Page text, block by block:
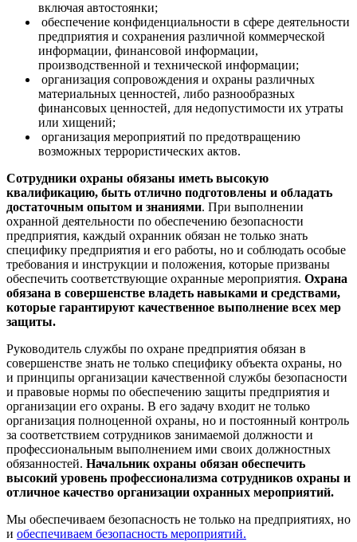
включая автостоянки;
обеспечение конфиденциальности в сфере деятельности
предприятия и сохранения различной коммерческой
информации, финансовой информации,
производственной и технической информации;
организация сопровождения и охраны различных
материальных ценностей, либо разнообразных
финансовых ценностей, для недопустимости их утраты
или хищений;
организация мероприятий по предотвращению
возможных террористических актов.
Сотрудники охраны обязаны иметь высокую
квалификацию, быть отлично подготовлены и обладать
достаточным опытом и знаниями. При выполнении
охранной деятельности по обеспечению безопасности
предприятия, каждый охранник обязан не только знать
специфику предприятия и его работы, но и соблюдать особые
требования и инструкции и положения, которые призваны
обеспечить соответствующие охранные мероприятия. Охрана
обязана в совершенстве владеть навыками и средствами,
которые гарантируют качественное выполнение всех мер
защиты.
Руководитель службы по охране предприятия обязан в
совершенстве знать не только специфику объекта охраны, но
и принципы организации качественной службы безопасности
и правовые нормы по обеспечению защиты предприятия и
организации его охраны. В его задачу входит не только
организация полноценной охраны, но и постоянный контроль
за соответствием сотрудников занимаемой должности и
профессиональным выполнением ими своих должностных
обязанностей. Начальник охраны обязан обеспечить
высокий уровень профессионализма сотрудников охраны и
отличное качество организации охранных мероприятий.
Мы обеспечиваем безопасность не только на предприятиях, но
и обеспечиваем безопасность мероприятий.